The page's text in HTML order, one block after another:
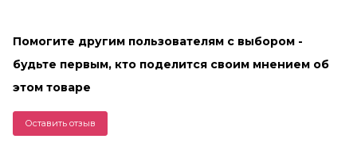
Помогите другим пользователям с выбором -
будьте первым, кто поделится своим мнением об
этом товаре
Оставить отзыв